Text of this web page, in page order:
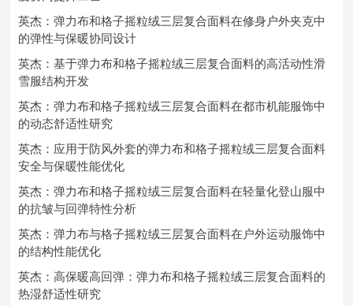
英杰：弹力布和格子摇粒绒三层复合面料在修身户外夹克中
的弹性与保暖协同设计
英杰：基于弹力布和格子摇粒绒三层复合面料的高活动性滑
雪服结构开发
英杰：弹力布和格子摇粒绒三层复合面料在都市机能服饰中
的动态舒适性研究
英杰：应用于防风外套的弹力布和格子摇粒绒三层复合面料
安全与保暖性能优化
英杰：弹力布和格子摇粒绒三层复合面料在轻量化登山服中
的抗皱与回弹特性分析
英杰：弹力布与格子摇粒绒三层复合面料在户外运动服饰中
的结构性能优化
英杰：高保暖高回弹：弹力布和格子摇粒绒三层复合面料的
热湿舒适性研究